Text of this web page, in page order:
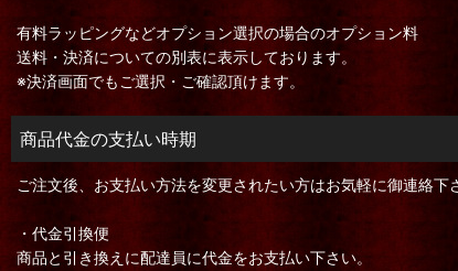
有料ラッピングなどオプション選択の場合のオプション料
送料・決済についての別表に表示しております。
※決済画面でもご選択・ご確認頂けます。
商品代金の支払い時期
ご注文後、お支払い方法を変更されたい方はお気軽に御連絡下
・代金引換便
商品と引き換えに配達員に代金をお支払い下さい。